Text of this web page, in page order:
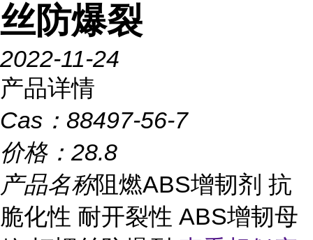
丝防爆裂
2022-11-24
产品详情
Cas： 88497-56-7
价格： 28.8
产品名称阻燃ABS增韧剂 抗
脆化性 耐开裂性 ABS增韧母